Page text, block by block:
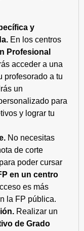
y
En los centros
Profesional
acceder a una
profesorado a tu
un
para
y lograr tu
No necesitas
de corte
poder cursar
en un centro
es más
la FP pública.
Realizar un
de Grado